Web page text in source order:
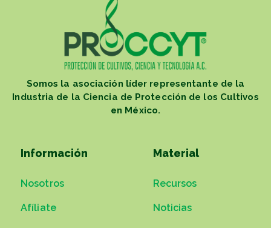
Somos la asociación líder representante de la
Industria de la Ciencia de Protección de los Cultivos
en México.
Información
Nosotros
Afíliate
Material
Recursos
Noticias